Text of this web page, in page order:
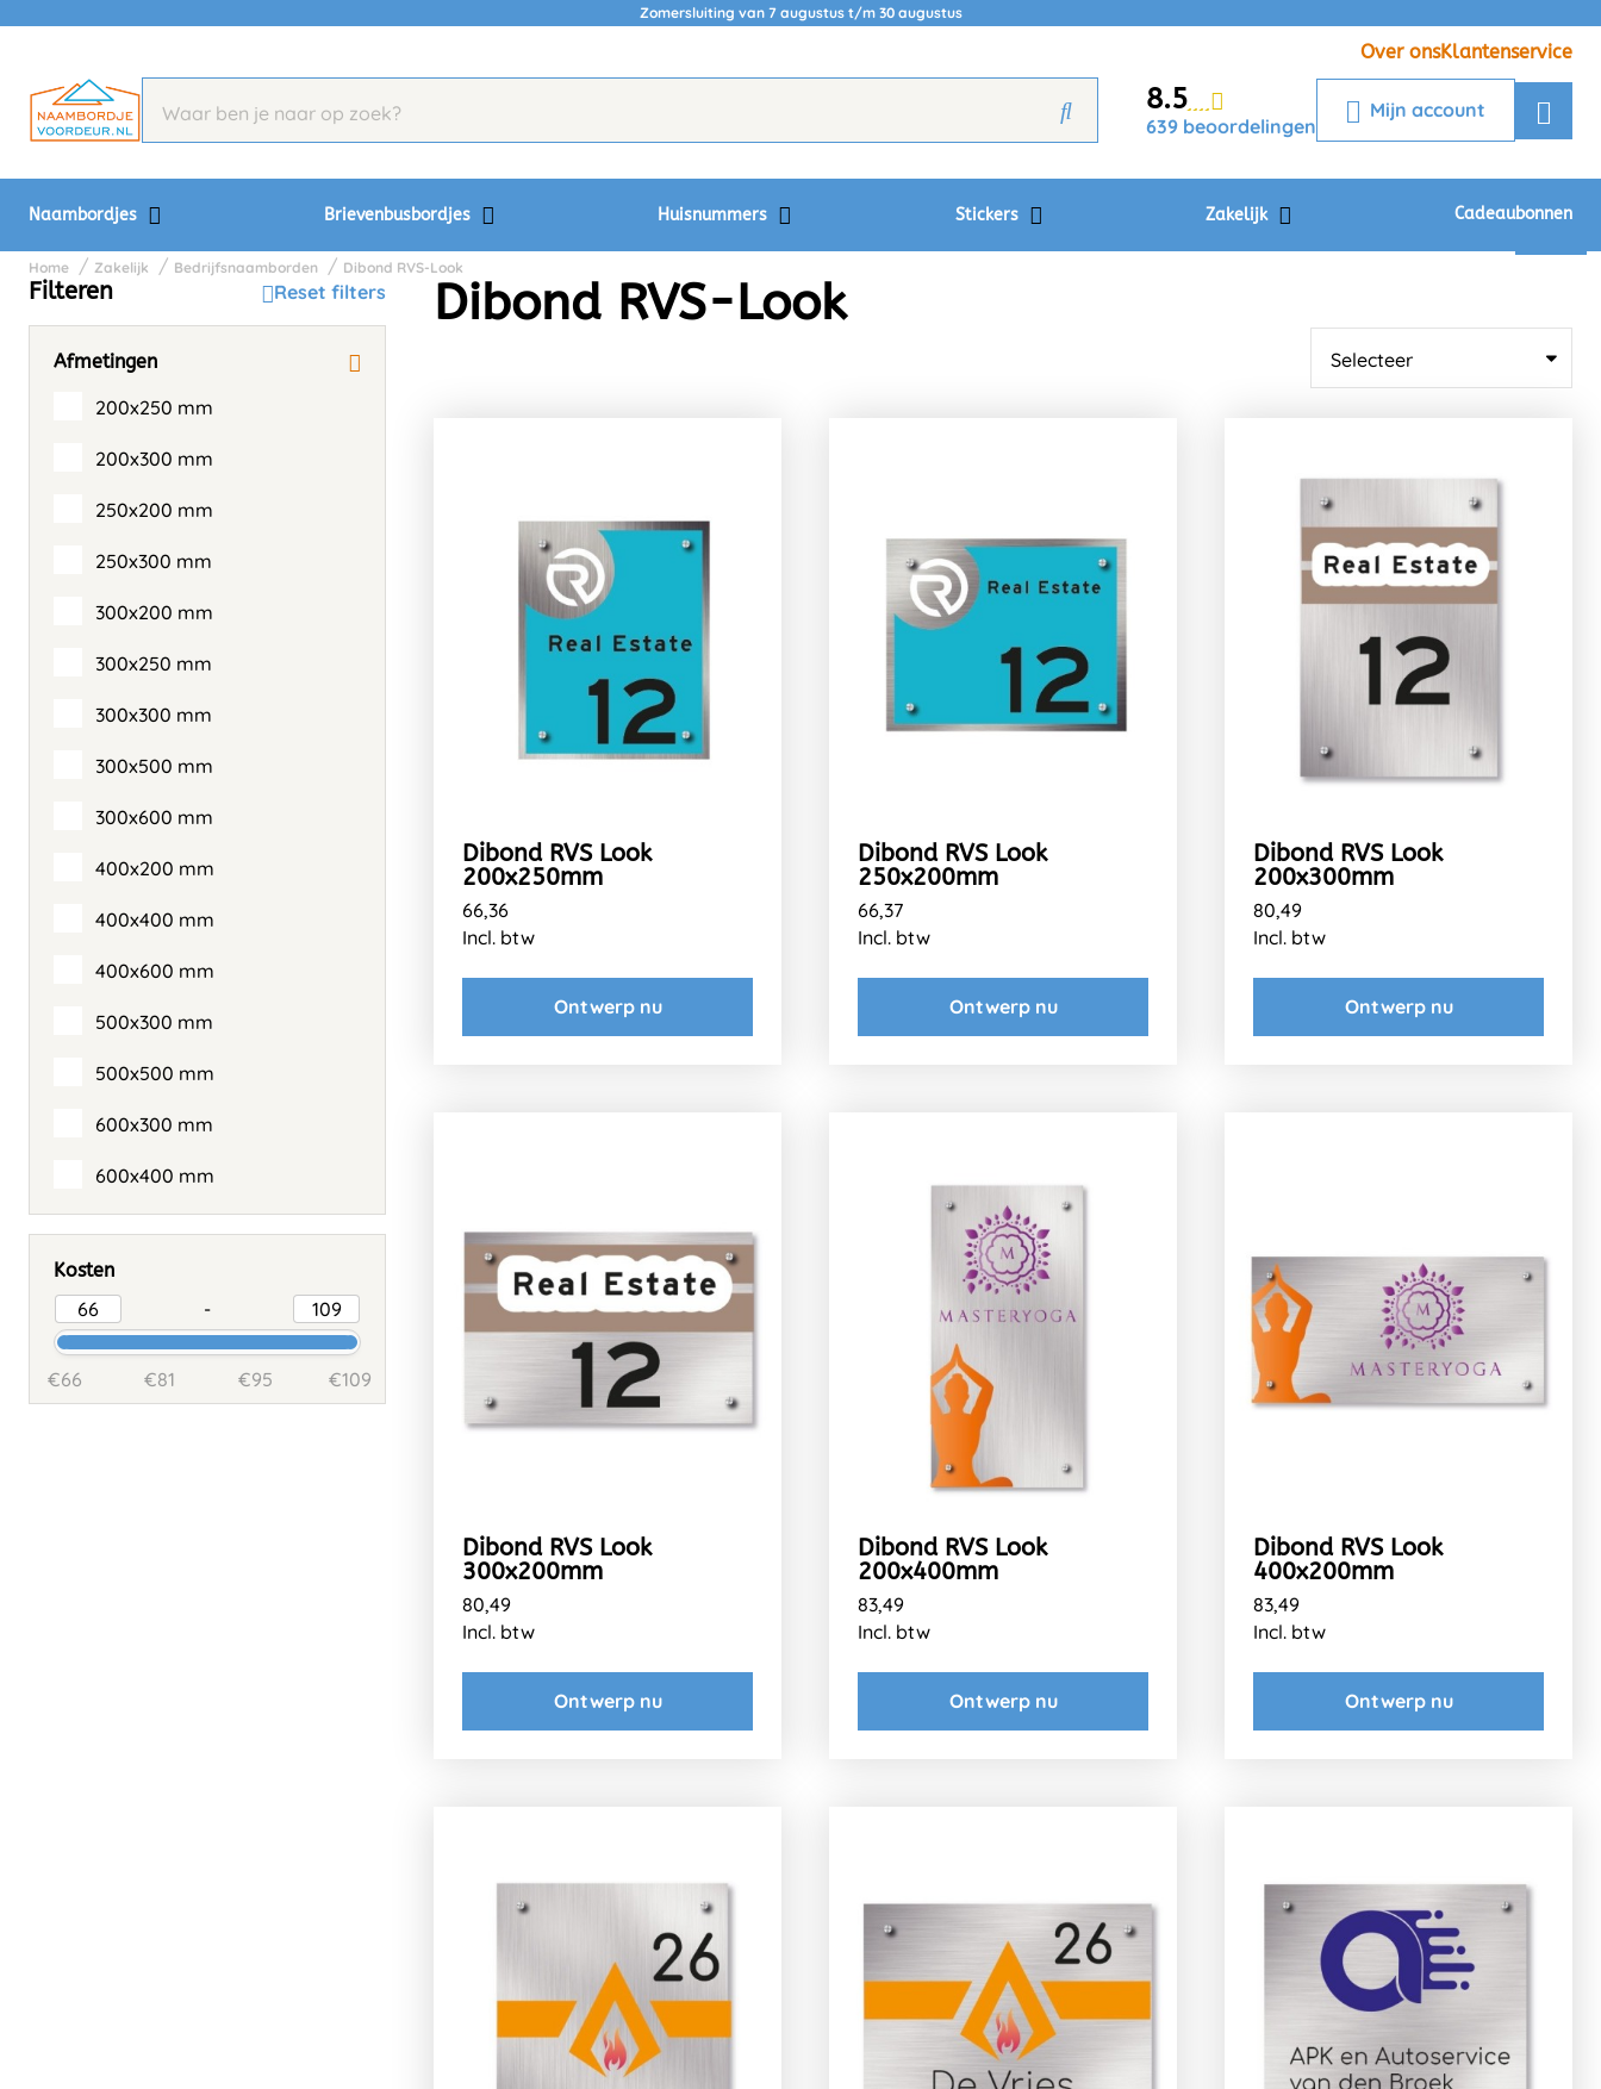
Zomersluiting van 7 augustus t/m 30 augustus
Over onsKlantenservice
8.5
639 beoordelingen
Mijn account
Naambordjes Brievenbusbordjes Huisnummers Stickers Zakelijk Cadeaubonnen
Krijg een antwoord op uw vraag
Chatbot
Chat 24/7 met onze chatbot voor
Contact
Home Zakelijk Bedrijfsnaamborden Dibond RVS-Look
Dibond RVS-Look
Dibond RVS Look
200x250mm
66,36
Incl. btw
Ontwerp nu
Dibond RVS Look
250x200mm
66,37
Incl. btw
Ontwerp nu
Dibond RVS Look
200x300mm
80,49
Incl. btw
Ontwerp nu
Dibond RVS Look
300x200mm
80,49
Incl. btw
Ontwerp nu
Dibond RVS Look
200x400mm
83,49
Incl. btw
Ontwerp nu
Dibond RVS Look
400x200mm
83,49
Incl. btw
Ontwerp nu
Filteren Reset filters
Afmetingen
200x250 mm
200x300 mm
250x200 mm
250x300 mm
300x200 mm
300x250 mm
300x300 mm
300x500 mm
300x600 mm
400x200 mm
400x400 mm
400x600 mm
500x300 mm
500x500 mm
600x300 mm
600x400 mm
Kosten
-
€66 €81 €95 €109